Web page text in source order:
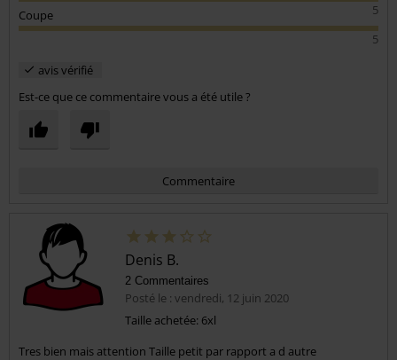
5
Coupe
5
avis vérifié
Est-ce que ce commentaire vous a été utile ?
Commentaire
Denis B.
2 Commentaires
Posté le : vendredi, 12 juin 2020
Taille achetée: 6xl
Tres bien mais attention Taille petit par rapport a d autre